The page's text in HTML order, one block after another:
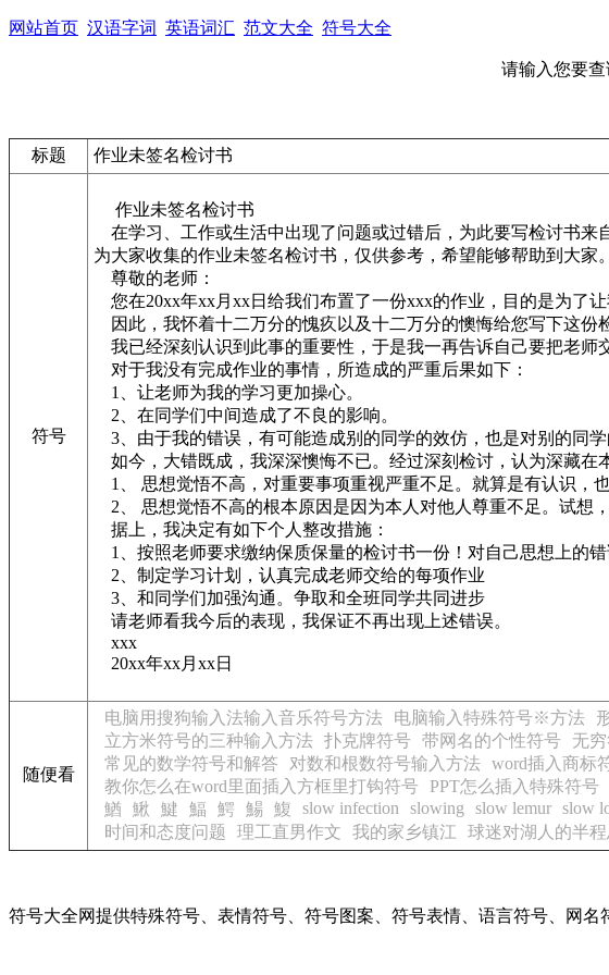
网站首页 汉语字词 英语词汇 范文大全 符号大全
请输入您要查
标题 作业未签名检讨书
符号
作业未签名检讨书
在学习、工作或生活中出现了问题或过错后，为此要写检讨书来
为大家收集的作业未签名检讨书，仅供参考，希望能够帮助到大家。
尊敬的老师：
您在20xx年xx月xx日给我们布置了一份xxx的作业，目的是为了
因此，我怀着十二万分的愧疚以及十二万分的懊悔给您写下这份
我已经深刻认识到此事的重要性，于是我一再告诉自己要把老师
对于我没有完成作业的事情，所造成的严重后果如下：
1、让老师为我的学习更加操心。
2、在同学们中间造成了不良的影响。
3、由于我的错误，有可能造成别的同学的效仿，也是对别的同学
如今，大错既成，我深深懊悔不已。经过深刻检讨，认为深藏在
1、 思想觉悟不高，对重要事项重视严重不足。就算是有认识，
2、 思想觉悟不高的根本原因是因为本人对他人尊重不足。试想
据上，我决定有如下个人整改措施：
1、按照老师要求缴纳保质保量的检讨书一份！对自己思想上的
2、制定学习计划，认真完成老师交给的每项作业
3、和同学们加强沟通。争取和全班同学共同进步
请老师看我今后的表现，我保证不再出现上述错误。
xxx
20xx年xx月xx日
随便看
电脑用搜狗输入法输入音乐符号方法 电脑输入特殊符号※方法
立方米符号的三种输入方法 扑克牌符号 带网名的个性符号 无
常见的数学符号和解答
对数和根数符号输入方法 word插入商标
教你怎么在word里面插入方框里打钩符号
PPT怎么插入特殊符号
鰌
鰍 鰎 鰏 鰐 鰑 鰒 slow infection slowing slow lemur slow
时间和态度问题
理工直男作文 我的家乡镇江 球迷对湖人的半
符号大全网提供特殊符号、表情符号、符号图案、符号表情、语言符号、网